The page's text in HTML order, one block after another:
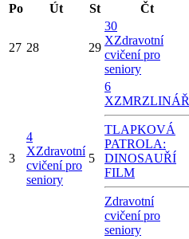
Po Út St Čt
27 28 29
30
XZdravotní
cvičení pro
seniory
3
4
XZdravotní
cvičení pro
seniory
5
6
XZMRZLINÁŘ
TLAPKOVÁ
PATROLA:
DINOSAUŘÍ
FILM
Zdravotní
cvičení pro
seniory